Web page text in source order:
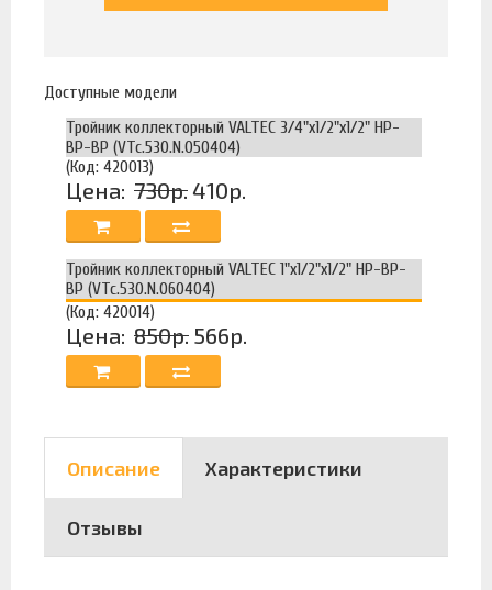
Доступные модели
Тройник коллекторный VALTEC 3/4"x1/2"x1/2" НР-
ВР-ВР (VTc.530.N.050404)
(Код: 420013)
Цена: 730р. 410р.
Тройник коллекторный VALTEC 1"x1/2"x1/2" НР-ВР-
ВР (VTc.530.N.060404)
(Код: 420014)
Цена: 850р. 566р.
Описание Характеристики
Отзывы